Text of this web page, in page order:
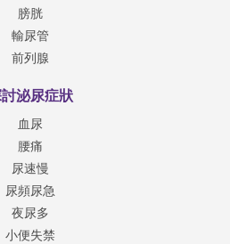
膀胱
輸尿管
前列腺
泌尿症狀
血尿
腰痛
尿速慢
尿頻尿急
夜尿多
小便失禁